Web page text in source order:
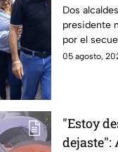
Dos
presidente
por el
Guzmán en
05 agosto,
"Estoy
dejaste":